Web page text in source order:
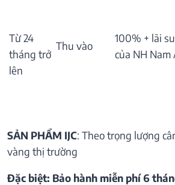
Từ 24
tháng trở
lên
Thu vào
100% + lãi
của NH
SẢN PHẨM IJC: Theo trọng lượng
vàng thị trường
Đặc biệt: Bảo hành miễn phí 6